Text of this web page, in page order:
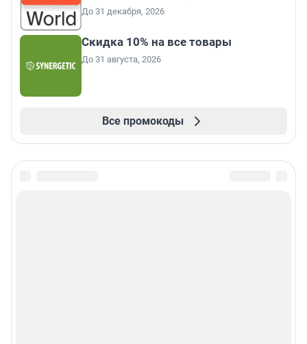
До 31 декабря, 2026
Скидка 10% на все товары
До 31 августа, 2026
Все промокоды